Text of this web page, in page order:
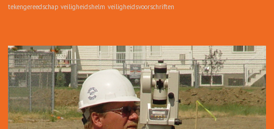
tekengereedschap veiligheidshelm veiligheidsvoorschriften